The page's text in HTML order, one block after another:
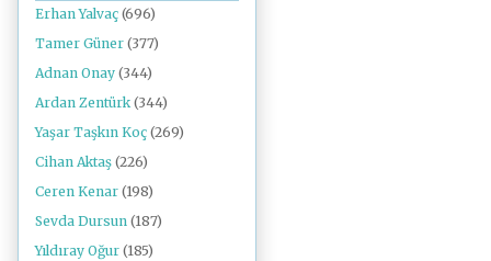
Erhan Yalvaç (696)
Tamer Güner (377)
Adnan Onay (344)
Ardan Zentürk (344)
Yaşar Taşkın Koç (269)
Cihan Aktaş (226)
Ceren Kenar (198)
Sevda Dursun (187)
Yıldıray Oğur (185)